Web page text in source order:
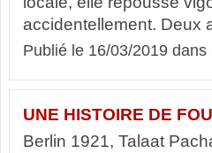
accidentellement. Deux
Publié le 16/03/2019 dans
UNE HISTOIRE DE
Berlin 1921, Talaat